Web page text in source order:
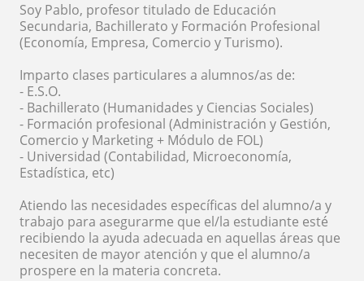
Soy Pablo, profesor titulado de Educación
Secundaria, Bachillerato y Formación Profesional
(Economía, Empresa, Comercio y Turismo).
Imparto clases particulares a alumnos/as de:
- E.S.O.
- Bachillerato (Humanidades y Ciencias Sociales)
- Formación profesional (Administración y Gestión,
Comercio y Marketing + Módulo de FOL)
- Universidad (Contabilidad, Microeconomía,
Estadística, etc)
Atiendo las necesidades específicas del alumno/a y
trabajo para asegurarme que el/la estudiante esté
recibiendo la ayuda adecuada en aquellas áreas que
necesiten de mayor atención y que el alumno/a
prospere en la materia concreta.